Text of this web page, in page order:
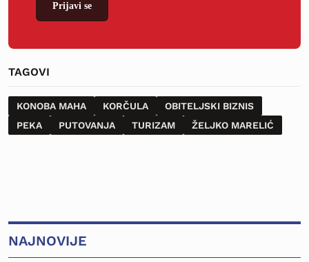
Prijavi se
TAGOVI
KONOBA MAHA KORČULA
OBITELJSKI BIZNIS
PEKA
PUTOVANJA TURIZAM ŽELJKO MARELIĆ
NAJNOVIJE